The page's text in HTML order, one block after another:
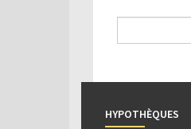
HYPOTHÈQUES